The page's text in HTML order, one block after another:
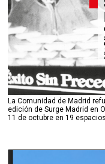
La Comunidad de Madrid
edición de Surge Madrid en
11 de octubre en 19